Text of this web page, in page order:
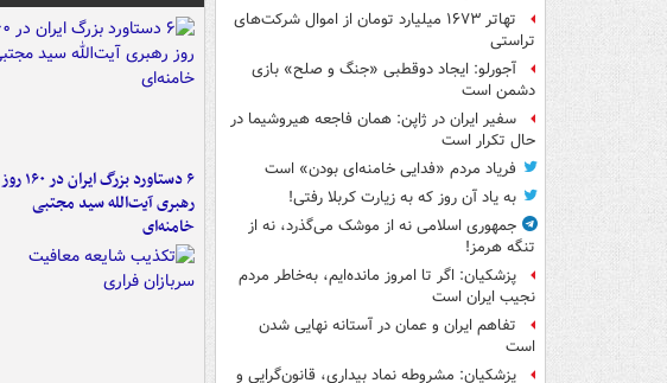
تهاتر ۱۶۷۳ میلیارد تومان از اموال شرکت‌های
تراستی
آجورلو: ایجاد دوقطبی «جنگ و صلح‌» بازی
دشمن است
سفیر ایران در ژاپن: همان فاجعه هیروشیما در
حال تکرار است
فریاد مردم «فدایی خامنه‌ای بودن» است
به یاد آن روز که به زیارت کربلا رفتی!
جمهوری اسلامی نه از موشک می‌گذرد، نه از
تنگه هرمز!
پزشکیان: اگر تا امروز مانده‌ایم، به‌خاطر مردم
نجیب ایران است
تفاهم ایران و عمان در آستانه نهایی شدن
است
پزشکیان: مشروطه نماد بیداری، قانون‌گرایی و
۶ دستاورد بزرگ ایران در ۱۶۰ روز
رهبری آیت‌الله سید مجتبی
خامنه‌ای